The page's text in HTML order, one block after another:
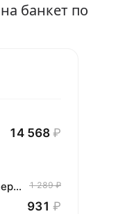
банкет по
14 568 ₽
Комплект хлопковых кухонных полотенец 4 шт, Pragma Rumlup, переменчивый белый 1 289 ₽
931 ₽